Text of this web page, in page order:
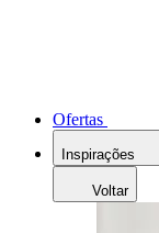
Ofertas
Inspirações
Voltar